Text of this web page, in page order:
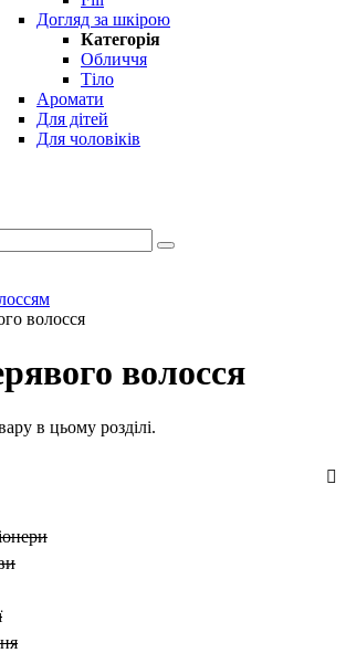
Догляд за шкірою
Категорія
Обличчя
Тіло
Аромати
Для дітей
Для чоловіків
волосся
волосся
в цьому розділі.